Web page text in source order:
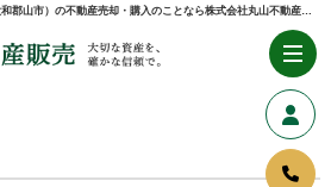
来店予約｜奈良県（奈良市・生駒市・大和郡山市）の不動産売却・購入のことなら株式会社丸山不動産販売